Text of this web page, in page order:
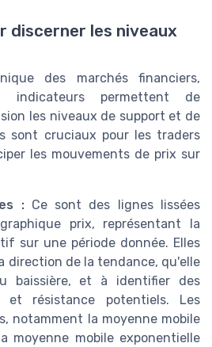
discerner les niveaux
des marchés financiers,
indicateurs permettent de
les niveaux de support et de
sont cruciaux pour les traders
les mouvements de prix sur
:Ce sont des lignes lissées
prix, représentant la
sur une période donnée. Elles
direction de la tendance, qu'elle
baissière, et à identifier des
et résistance potentiels. Les
notamment la moyenne mobile
moyenne mobile exponentielle